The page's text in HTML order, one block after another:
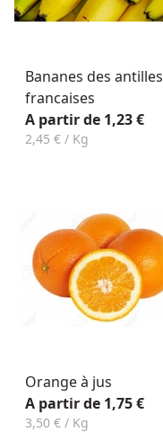
Bananes des antilles
francaises
A partir de 1,23 €
2,45 € / Kg
Orange à jus
A partir de 1,75 €
3,50 € / Kg